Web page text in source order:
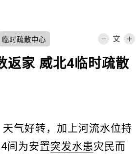
临时疏散中心
返家 威北4临时疏散
天气好转，加上河流水位持
间为安置突发水患灾民而